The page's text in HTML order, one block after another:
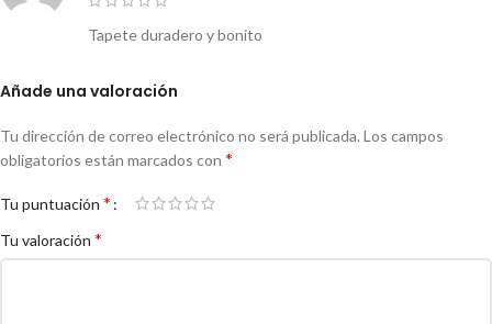
Tapete duradero y bonito
Añade una valoración
Tu dirección de correo electrónico no será publicada. Los campos
obligatorios están marcados con *
Tu puntuación *
Tu valoración *